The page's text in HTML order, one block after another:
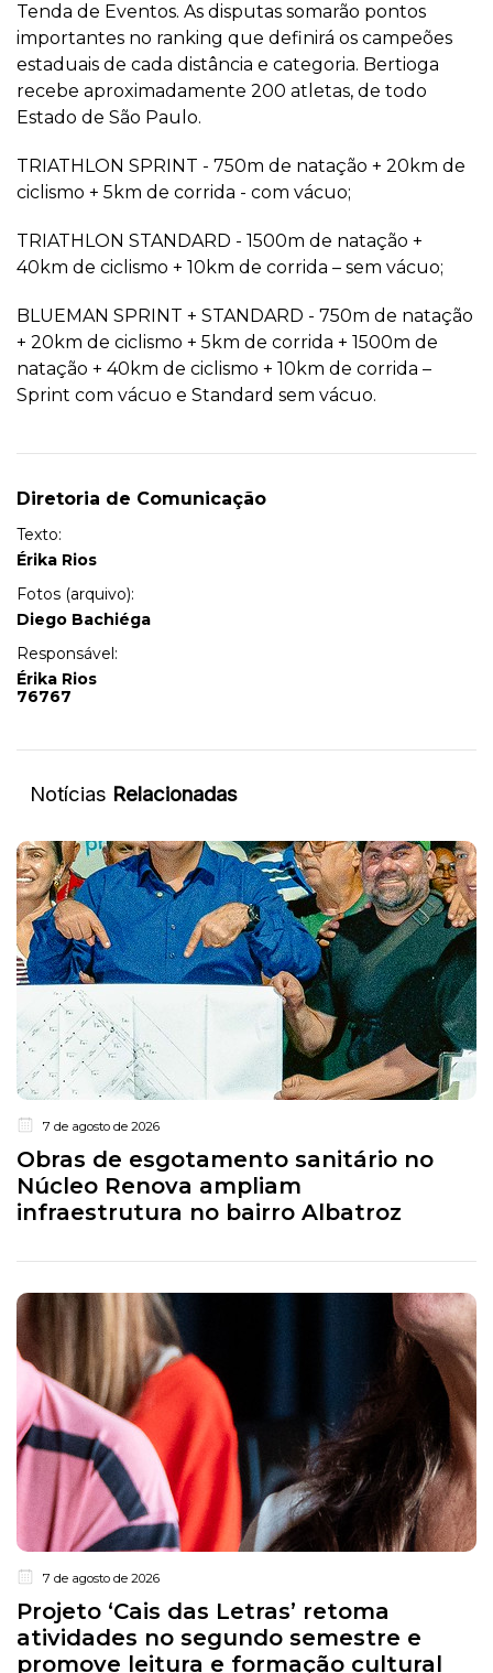
Tenda de Eventos. As disputas somarão pontos
importantes no ranking que definirá os campeões
estaduais de cada distância e categoria. Bertioga
recebe aproximadamente 200 atletas, de todo
Estado de São Paulo.
TRIATHLON SPRINT - 750m de natação + 20km de
ciclismo + 5km de corrida - com vácuo;
TRIATHLON STANDARD - 1500m de natação +
40km de ciclismo + 10km de corrida – sem vácuo;
BLUEMAN SPRINT + STANDARD - 750m de natação
+ 20km de ciclismo + 5km de corrida + 1500m de
natação + 40km de ciclismo + 10km de corrida –
Sprint com vácuo e Standard sem vácuo.
Diretoria de Comunicação
Texto:
Érika Rios
Fotos (arquivo):
Diego Bachiéga
Responsável:
Érika Rios
76767
Notícias Relacionadas
7 de agosto de 2026
Obras de esgotamento sanitário no
Núcleo Renova ampliam
infraestrutura no bairro Albatroz
7 de agosto de 2026
Projeto ‘Cais das Letras’ retoma
atividades no segundo semestre e
promove leitura e formação cultural